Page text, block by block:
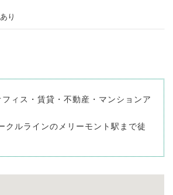
り
ィス・賃貸・不動産・マンションア
クルラインのメリーモント駅まで徒